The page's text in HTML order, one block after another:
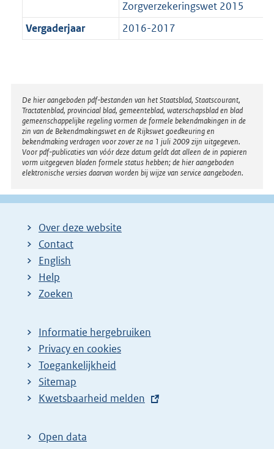
Zorgverzekeringswet 2015
Vergaderjaar
2016-2017
Disclaimer
De hier aangeboden pdf-bestanden van het Staatsblad, Staatscourant,
Tractatenblad, provinciaal blad, gemeenteblad, waterschapsblad en blad
gemeenschappelijke regeling vormen de formele bekendmakingen in de
zin van de Bekendmakingswet en de Rijkswet goedkeuring en
bekendmaking verdragen voor zover ze na 1 juli 2009 zijn uitgegeven.
Voor pdf-publicaties van vóór deze datum geldt dat alleen de in papieren
vorm uitgegeven bladen formele status hebben; de hier aangeboden
elektronische versies daarvan worden bij wijze van service aangeboden.
Over deze website
Contact
English
Help
Zoeken
Informatie hergebruiken
Privacy en cookies
Toegankelijkheid
Sitemap
E
t
Kwetsbaarheid melden
Open data